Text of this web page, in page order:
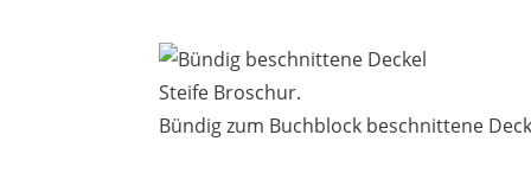
Steife Broschur.
Bündig zum Buchblock beschnittene